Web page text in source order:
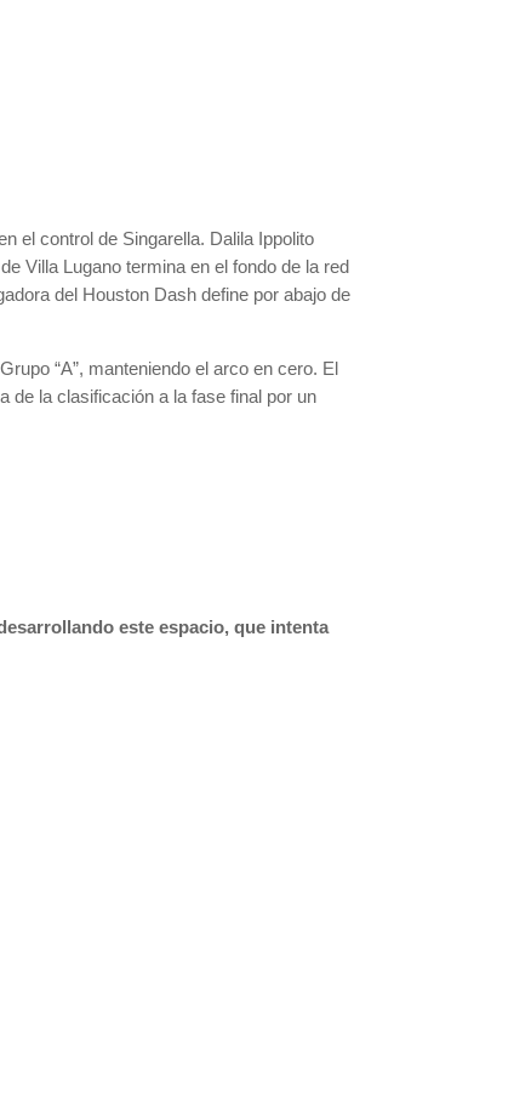
el control de Singarella. Dalila Ippolito
Villa Lugano termina en el fondo de la red
del Houston Dash define por abajo de
“A”, manteniendo el arco en cero. El
de la clasificación a la fase final por un
este espacio, que intenta